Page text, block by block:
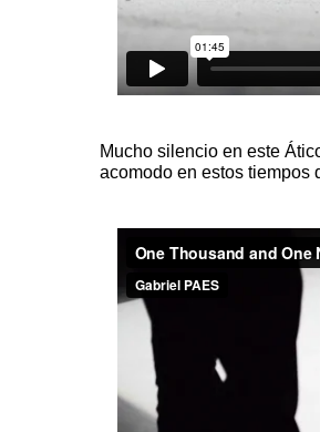
Mucho silencio en este
acomodo en estos tiempos